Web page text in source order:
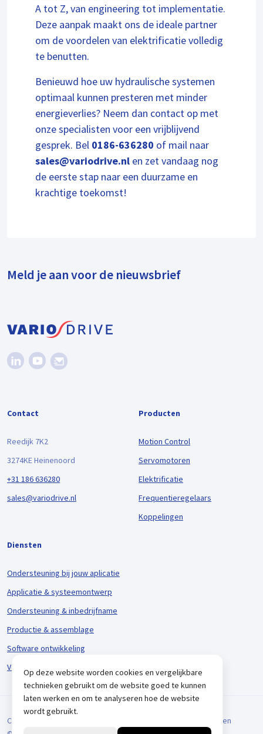
A tot Z, van engineering tot implementatie.
Deze aanpak maakt ons de ideale partner
om de voordelen van elektrificatie volledig
te benutten.
Benieuwd hoe uw hydraulische systemen
optimaal kunnen presteren met minder
energieverlies? Neem dan contact op met
onze specialisten voor een vrijblijvend
gesprek. Bel 0186-636280 of mail naar
sales@variodrive.nl en zet vandaag nog
de eerste stap naar een duurzame en
krachtige toekomst!
Meld je aan voor de nieuwsbrief
Contact
Reedijk 7K2
3274KE Heinenoord
+31 186 636280
sales@variodrive.nl
Producten
Motion Control
Servomotoren
Elektrificatie
Frequentieregelaars
Koppelingen
Diensten
Ondersteuning bij jouw aplicatie
Applicatie & systeemontwerp
Ondersteuning & inbedrijfname
Productie & assemblage
Software ontwikkeling
Voorraadbeheer & logistiek
Cookieverklaring Algemene Voorwaarden
Op deze website worden cookies en vergelijkbare
technieken gebruikt om de website goed te kunnen
laten werken en om te analyseren hoe de website
wordt gebruikt.